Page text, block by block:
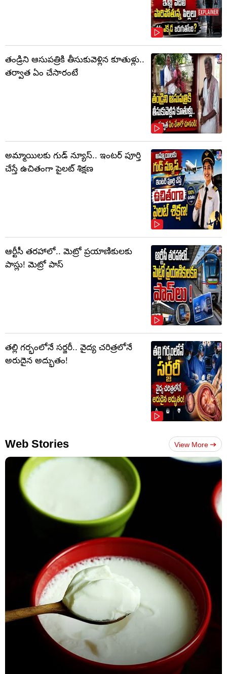
తండ్రిని ఆసుపత్రికి తీసుకువెళ్లిన కూతుళ్లు..
తర్వాత ఏం చేసారంటే
అమ్మాయిలకు గుడ్ న్యూస్.. ఇంటర్ పూర్తి
చేస్తే ఉచితంగా పైలట్ శిక్షణ
ఆర్టీసీ తరహాలో.. మెట్రో ప్రయాణికులకు
పాస్లు! మెట్రో పాస్
తల్లి గర్భంలోనే సర్జరీ.. వైద్య చరిత్రలోనే
అరుదైన అద్భుతం!
Web Stories View More